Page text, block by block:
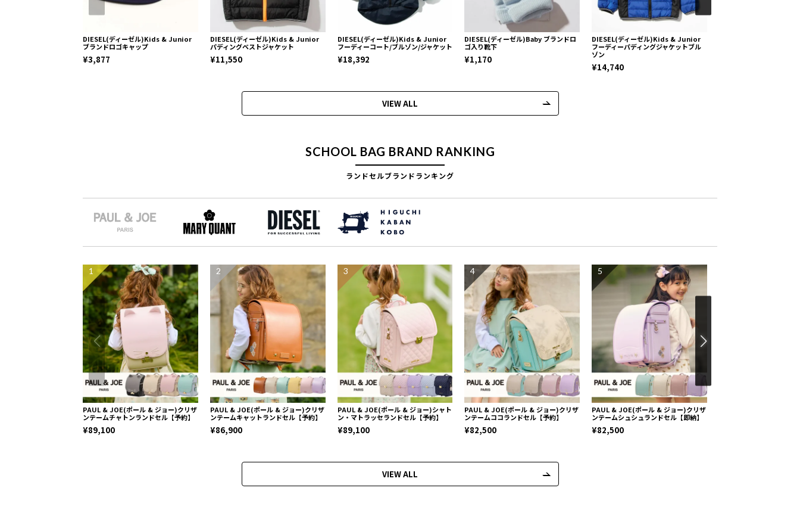
DIESEL(ディーゼル)Kids & Junior
ブランドロゴキャップ
¥3,877
DIESEL(ディーゼル)Kids & Junior
パディングベストジャケット
¥11,550
DIESEL(ディーゼル)Kids & Junior
フーディーコート/ブルゾン/ジャケット
¥18,392
DIESEL(ディーゼル)Baby ブランドロ
ゴ入り靴下
¥1,170
DIESEL(ディーゼル)Kids & Junior
フーディーパディングジャケットブル
ゾン
¥14,740
VIEW ALL
SCHOOL BAG BRAND RANKING
ランドセルブランドランキング
1
PAUL & JOE(ポール & ジョー)クリザ
ンテームチャトンランドセル【予約】
¥89,100
2
PAUL & JOE(ポール & ジョー)クリザ
ンテームキャットランドセル【予約】
¥86,900
3
PAUL & JOE(ポール & ジョー)シャト
ン・マトラッセランドセル【予約】
¥89,100
4
PAUL & JOE(ポール & ジョー)クリザ
ンテームココランドセル【予約】
¥82,500
5
PAUL & JOE(ポール & ジョー)クリザ
ンテームシュシュランドセル【即納】
¥82,500
VIEW ALL